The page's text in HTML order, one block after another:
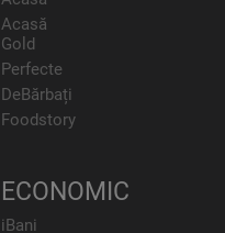
Acasă
Gold
Perfecte
DeBărbați
Foodstory
ECONOMIC
iBani